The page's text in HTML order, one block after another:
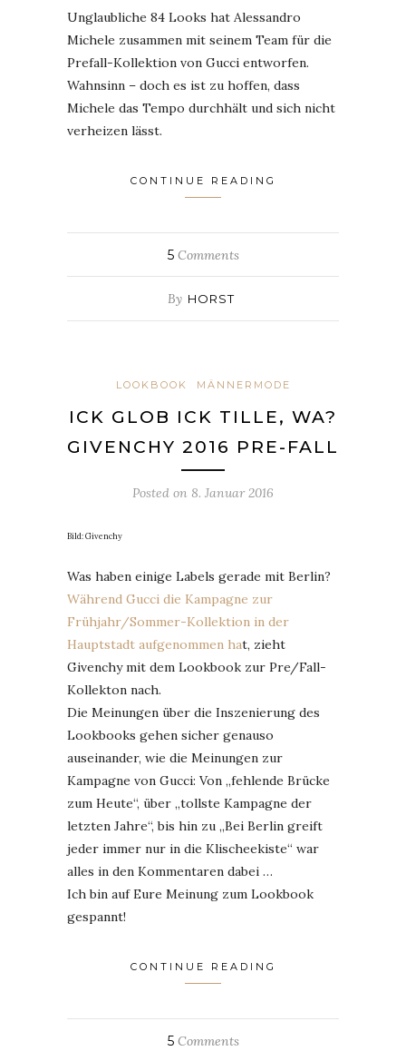
Unglaubliche 84 Looks hat Alessandro
Michele zusammen mit seinem Team für die
Prefall-Kollektion von Gucci entworfen.
Wahnsinn – doch es ist zu hoffen, dass
Michele das Tempo durchhält und sich nicht
verheizen lässt.
CONTINUE READING
5Comments
By HORST
LOOKBOOK MÄNNERMODE
ICK GLOB ICK TILLE, WA?
GIVENCHY 2016 PRE-FALL
Posted on 8. Januar 2016
Bild: Givenchy
Was haben einige Labels gerade mit Berlin?
Während Gucci die Kampagne zur
Frühjahr/Sommer-Kollektion in der
Hauptstadt aufgenommen hat, zieht
Givenchy mit dem Lookbook zur Pre/Fall-
Kollekton nach.
Die Meinungen über die Inszenierung des
Lookbooks gehen sicher genauso
auseinander, wie die Meinungen zur
Kampagne von Gucci: Von „fehlende Brücke
zum Heute“, über „tollste Kampagne der
letzten Jahre“, bis hin zu „Bei Berlin greift
jeder immer nur in die Klischeekiste“ war
alles in den Kommentaren dabei …
Ich bin auf Eure Meinung zum Lookbook
gespannt!
CONTINUE READING
5Comments